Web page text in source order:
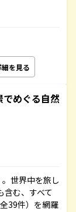
細を見る
めぐる自然
世界中を旅し
む、すべて
39件）を網羅